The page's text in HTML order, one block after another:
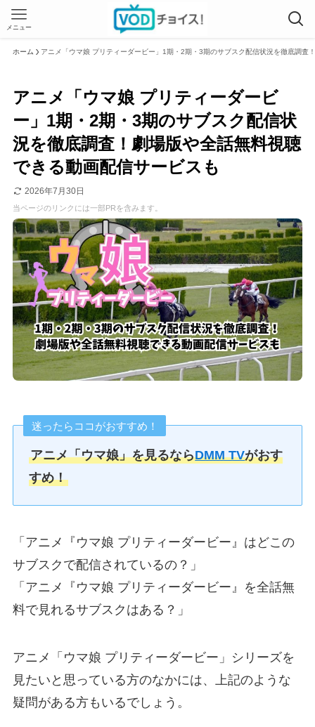
メニュー
ホーム アニメ「ウマ娘 プリティーダービー」1期・2期・3期のサブスク配信状況を徹底調査
アニメ「ウマ娘 プリティーダービ
ー」1期・2期・3期のサブスク配信状
況を徹底調査！劇場版や全話無料視聴
できる動画配信サービスも
2026年7月30日
当ページのリンクには一部PRを含みます。
迷ったらココがおすすめ！
アニメ「ウマ娘」を見るならDMM TVがおす
すめ！
「アニメ『ウマ娘 プリティーダービー』はどこの
サブスクで配信されているの？」
「アニメ『ウマ娘 プリティーダービー』を全話無
料で見れるサブスクはある？」
アニメ「ウマ娘 プリティーダービー」シリーズを
見たいと思っている方のなかには、上記のような
疑問がある方もいるでしょう。